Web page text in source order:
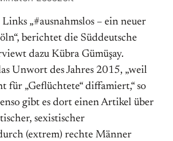
„#ausnahmslos – ein neuer
berichtet die Süddeutsche
dazu Kübra Gümüşay.
Unwort des Jahres 2015, „weil
für „Geflüchtete“ diffamiert,“ so
gibt es dort einen Artikel über
sexistischer
(extrem) rechte Männer